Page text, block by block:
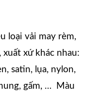
loại vải may rèm,
xuất xứ khác nhau:
satin, lụa, nylon,
gấm, … Màu